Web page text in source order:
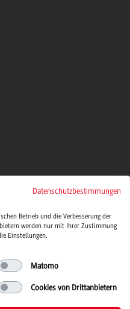
Datenschutzbestimmungen
Betrieb und die Verbesserung der
werden nur mit Ihrer Zustimmung
Einstellungen.
Matomo
Cookies von Drittanbietern